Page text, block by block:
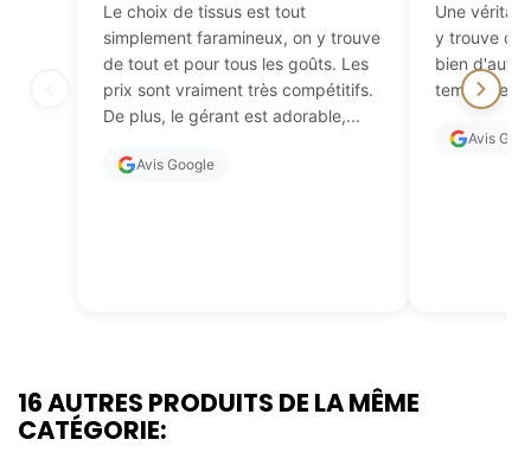
Le choix de tissus est tout
simplement faramineux, on y trouve
de tout et pour tous les goûts. Les
prix sont vraiment très compétitifs.
De plus, le gérant est adorable,...
Avis Google
Une
y trouve de
bien
temps de
Avis
16 AUTRES PRODUITS DE LA MÊME
CATÉGORIE: